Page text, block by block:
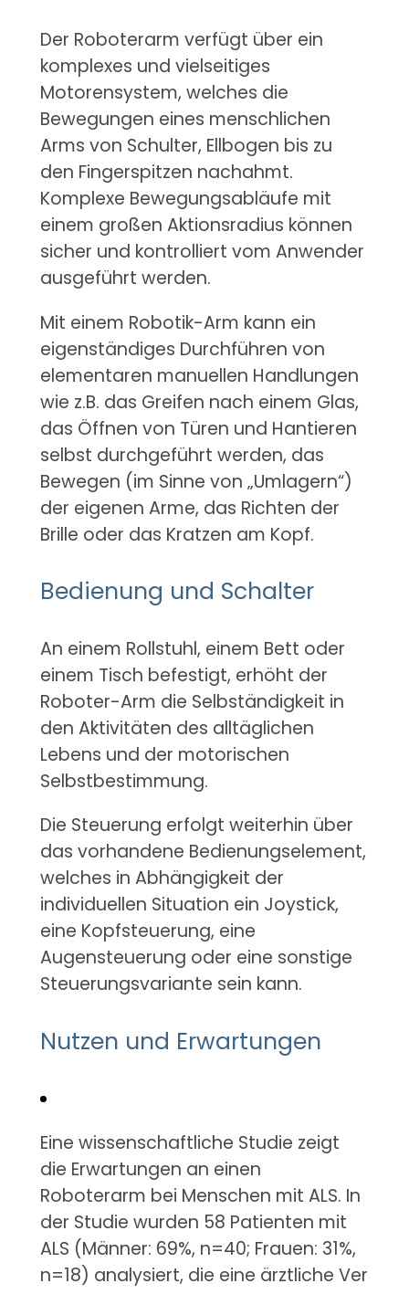
Der Roboterarm verfügt über ein
komplexes und vielseitiges
Motorensystem, welches die
Bewegungen eines menschlichen
Arms von Schulter, Ellbogen bis zu
den Fingerspitzen nachahmt.
Komplexe Bewegungsabläufe mit
einem großen Aktionsradius können
sicher und kontrolliert vom Anwender
ausgeführt werden.
Mit einem Robotik-Arm kann ein
eigenständiges Durchführen von
elementaren manuellen Handlungen
wie z.B. das Greifen nach einem Glas,
das Öffnen von Türen und Hantieren
selbst durchgeführt werden, das
Bewegen (im Sinne von „Umlagern“)
der eigenen Arme, das Richten der
Brille oder das Kratzen am Kopf.
Bedienung und Schalter
An einem Rollstuhl, einem Bett oder
einem Tisch befestigt, erhöht der
Roboter-Arm die Selbständigkeit in
den Aktivitäten des alltäglichen
Lebens und der motorischen
Selbstbestimmung.
Die Steuerung erfolgt weiterhin über
das vorhandene Bedienungselement,
welches in Abhängigkeit der
individuellen Situation ein Joystick,
eine Kopfsteuerung, eine
Augensteuerung oder eine sonstige
Steuerungsvariante sein kann.
Nutzen und Erwartungen
Eine wissenschaftliche Studie zeigt
die Erwartungen an einen
Roboterarm bei Menschen mit ALS. In
der Studie wurden 58 Patienten mit
ALS (Männer: 69%, n=40; Frauen: 31%,
n=18) analysiert, die eine ärztliche Ver